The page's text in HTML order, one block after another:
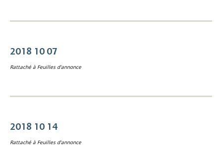
2018 10 07
Rattaché à Feuilles d'annonce
2018 10 14
Rattaché à Feuilles d'annonce